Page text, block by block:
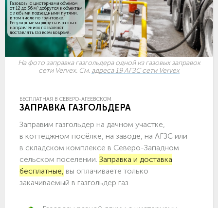
Газовозы с цистернами объемом
от 12 до 36 м3 добрутся к объектам
c любыми подъездными путями,
в том числе по грунтовке.
Регулярные маршруты в разных
направлениях позволяют
доставлять газ всем вовремя.
На фото заправка газгольдера одной из газовых заправок
сети Vervex. См. адреса 19 АГЗС сети Vervex
БЕСПЛАТНАЯ В СЕВЕРО-АГЕЕВСКОМ
ЗАПРАВКА ГАЗГОЛЬДЕРА
Заправим газгольдер на дачном участке,
в коттеджном посёлке, на заводе, на АГЗС или
в складском комплексе в Северо-Западном
сельском поселении. Заправка и доставка
бесплатные, вы оплачиваете только
закачиваемый в газгольдер газ.